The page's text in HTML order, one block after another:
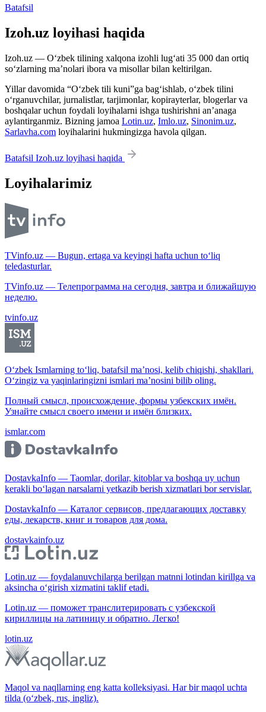
Batafsil
Izoh.uz loyihasi haqida
Izoh.uz — O‘zbek tilining xalqona izohli lug‘ati 35 000 dan ortiq
so‘zlarning ma’nolari ibora va misollar bilan keltirilgan.
Yillar davomida “O‘zbek tili kuni”ga bag‘ishlab, o‘zbek tilini
o‘rganuvchilar, jurnalistlar, tarjimonlar, kopirayterlar, blogerlar va
boshqalar uchun foydali loyihalarni ishga tushirishni an’anaga
aylantirganmiz. Bizning jamoa Lotin.uz, Imlo.uz, Sinonim.uz,
Sarlavha.com loyihalarini hukmingizga havola qilgan.
Batafsil Izoh.uz loyihasi haqida
Loyihalarimiz
TVinfo.uz — Bugun, ertaga va keyingi hafta uchun to‘liq
teledasturlar.
TVinfo.uz — Телепрограмма на сегодня, завтра и ближайшую
неделю.
tvinfo.uz
O‘zbek Ismlarning to‘liq, batafsil ma’nosi, kelib chiqishi, shakllari.
O‘zingiz va yaqinlaringizni ismlari ma’nosini bilib oling.
Полный смысл, происхождение, формы узбекских имён.
Узнайте смысл своего имени и имён близких.
ismlar.com
DostavkaInfo — Taomlar, dorilar, kitoblar va boshqa uy uchun
kerakli bo‘lagan narsalarni yetkazib berish xizmatlari bor servislar.
DostavkaInfo — Каталог сервисов, предлагающих доставку
еды, лекарств, книг и товаров для дома.
dostavkainfo.uz
Lotin.uz — foydalanuvchilarga berilgan matnni lotindan kirillga va
aksincha o‘girish xizmatini taklif etadi.
Lotin.uz — поможет транслитерировать с узбекской
кириллицы на латиницу и обратно. Легко!
lotin.uz
Maqol va naqllarning eng katta kolleksiyasi. Har bir maqol uchta
tilda (o‘zbek, rus, ingliz).